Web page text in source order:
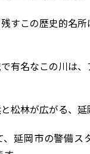
すこの歴史的名
有名なこの川は
松林が広がる、
延岡市の警備